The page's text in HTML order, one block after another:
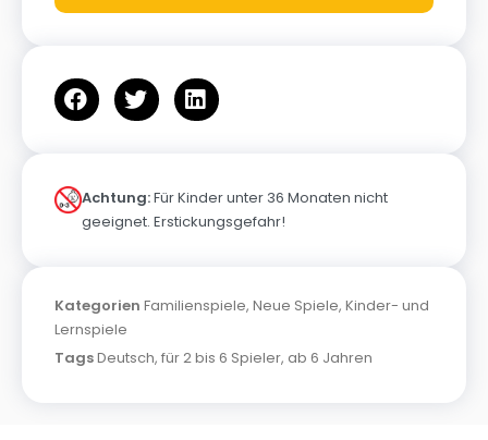
Achtung:Für Kinder unter 36 Monaten nicht
geeignet. Erstickungsgefahr!
Kategorien Familienspiele, Neue Spiele, Kinder- und
Lernspiele
TagsDeutsch, für 2 bis 6 Spieler, ab 6 Jahren